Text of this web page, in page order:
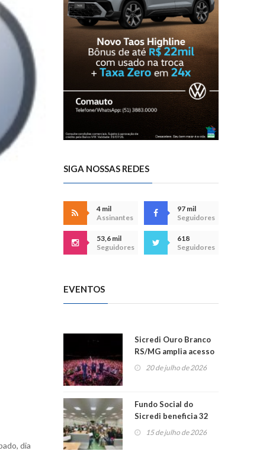
dia
SIGA NOSSAS REDES
4 mil
Assinantes
97 mil
Seguidores
53,6 mil
Seguidores
618
Seguidores
EVENTOS
Sicredi Ouro Branco
RS/MG amplia acesso
ao show dos 45 anos
20 de julho de 2026
Fundo Social do
Sicredi beneficia 32
projetos em
Montenegro
15 de julho de 2026